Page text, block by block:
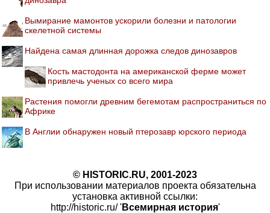
Вымирание мамонтов ускорили болезни и патологии
скелетной системы
Найдена самая длинная дорожка следов динозавров
Кость мастодонта на американской ферме может
привлечь ученых со всего мира
Растения помогли древним бегемотам распространиться по
Африке
В Англии обнаружен новый птерозавр юрского периода
© HISTORIC.RU, 2001-2023
При использовании материалов проекта обязательна
установка активной ссылки:
http://historic.ru/ 'Всемирная история'